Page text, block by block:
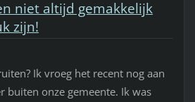
niet altijd gemakkelijk
zijn!
Ik vroeg het recent nog aan
buiten onze gemeente. Ik was